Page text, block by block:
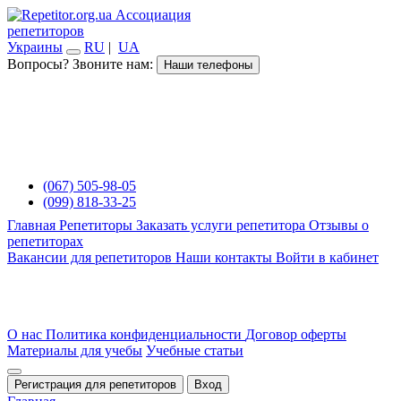
Ассоциация
репетиторов
Украины
RU | UA
Вопросы? Звоните нам:
Наши телефоны
(067) 505-98-05
(099) 818-33-25
Главная Репетиторы Заказать услуги репетитора Отзывы о
репетиторах
Вакансии для репетиторов Наши контакты Войти в кабинет
О нас Политика конфиденциальности Договор оферты
Материалы для учебы Учебные статьи
Регистрация для репетиторов Вход